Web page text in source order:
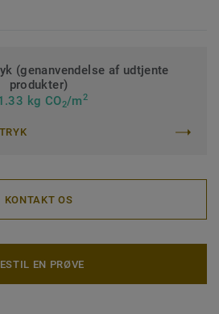
(genanvendelse af udtjente
produkter)
kg CO2/m2
KONTAKT OS
EN PRØVE